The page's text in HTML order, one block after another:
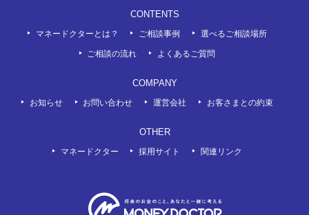
CONTENTS
マネードクターとは？ ご相談事例 選べるご相談場所
ご相談の流れ よくあるご質問
COMPANY
お知らせ お問い合わせ 運営会社 お客さまとの約束
OTHER
マネードクター 採用サイト 関連リンク